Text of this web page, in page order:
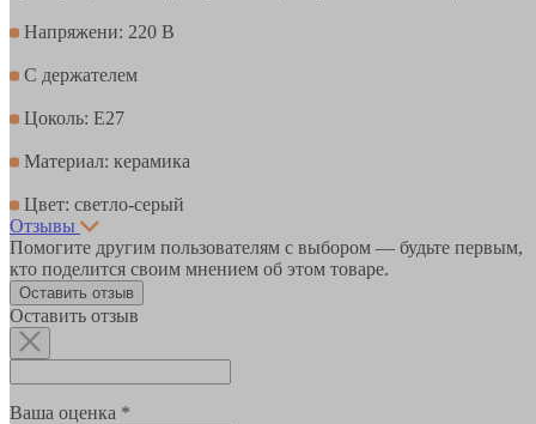
Напряжени: 220 В
C держателем
Цоколь: E27
Материал: керамика
Цвет: светло-серый
Отзывы
Помогите другим пользователям с выбором — будьте первым,
кто поделится своим мнением об этом товаре.
Оставить отзыв
Оставить отзыв
Ваша оценка *